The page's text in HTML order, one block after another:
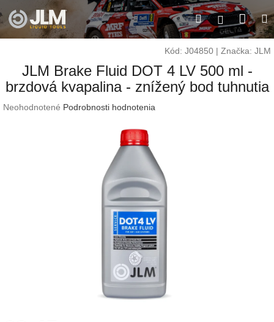
na
obsah
Hľadať
Kód: J04850 | Značka: JLM
JLM Brake Fluid DOT 4 LV 500 ml -
brzdová kvapalina - znížený bod tuhnutia
Priemerné
Neohodnotené Podrobnosti hodnotenia